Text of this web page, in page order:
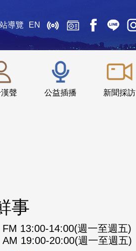
導覽 EN
聲 公益插播 新聞採訪
事
FM 13:00-14:00(週一至週五)
AM 19:00-20:00(週一至週五)